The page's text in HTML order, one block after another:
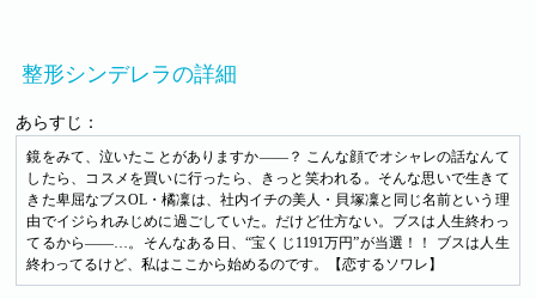
整形シンデレラの詳細
あらすじ：
鏡をみて、泣いたことがありますか――？ こんな顔でオシャレの話なんて
したら、コスメを買いに行ったら、きっと笑われる。そんな思いで生きて
きた卑屈なブスOL・橘凜は、社内イチの美人・貝塚凜と同じ名前という理
由でイジられみじめに過ごしていた。だけど仕方ない。ブスは人生終わっ
てるから――…。そんなある日、“宝くじ1191万円”が当選！！ ブスは人生
終わってるけど、私はここから始めるのです。【恋するソワレ】